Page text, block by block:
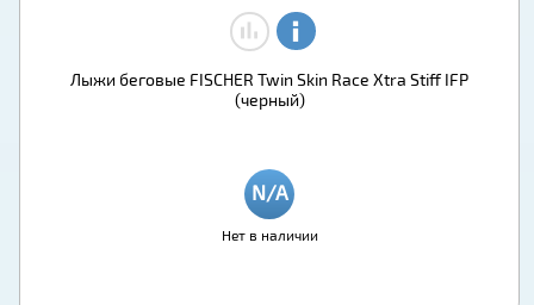
Лыжи беговые FISCHER Twin Skin Race Xtra Stiff IFP
(черный)
Нет в наличии